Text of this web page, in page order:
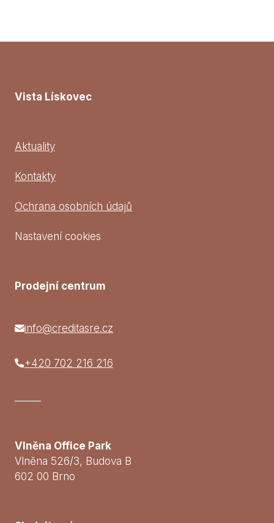
Vista Lískovec
Aktuality
Kontakty
Ochrana osobních údajů
Nastavení cookies
Prodejní centrum
info@creditasre.cz
+420 702 216 216
Vlněna Office Park
Vlněna 526/3, Budova B
602 00 Brno